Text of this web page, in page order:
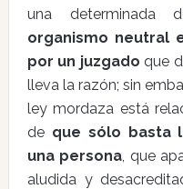
una determinada
organismo neutral
por un juzgado que
lleva la razón; sin
ley mordaza está
de que sólo basta
una persona, que
aludida y